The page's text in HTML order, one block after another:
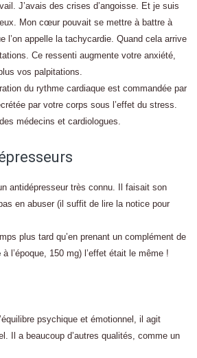
J’avais des crises d’angoisse. Et je suis
Mon cœur pouvait se mettre à battre à
l’on appelle la tachycardie. Quand cela arrive
Ce ressenti augmente votre anxiété,
vos palpitations.
du rythme cardiaque est commandée par
par votre corps sous l’effet du stress.
médecins et cardiologues.
antidépresseur très connu. Il faisait son
en abuser (il suffit de lire la notice pour
plus tard qu’en prenant un complément de
à l’époque, 150 mg) l’effet était le même !
psychique et émotionnel, il agit
Il a beaucoup d’autres qualités, comme un